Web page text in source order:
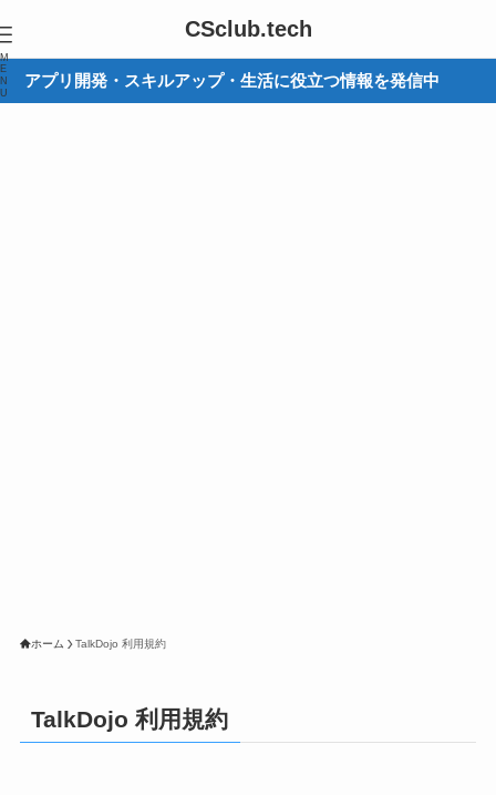
CSclub.tech
M
E
N
U
プリ開発・スキルアップ・生活に役立つ情報を発信中
ホーム TalkDojo 利用規約
TalkDojo 利用規約